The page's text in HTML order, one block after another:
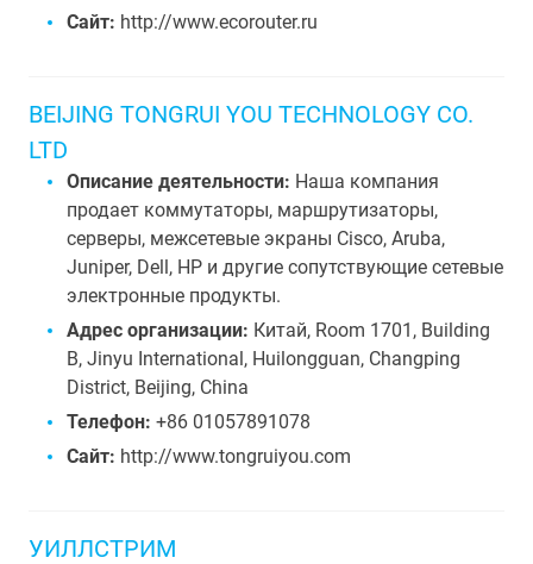
Сайт: http://www.ecorouter.ru
BEIJING TONGRUI YOU TECHNOLOGY CO.
LTD
Описание деятельности: Наша компания
продает коммутаторы, маршрутизаторы,
серверы, межсетевые экраны Cisco, Aruba,
Juniper, Dell, HP и другие сопутствующие сетевые
электронные продукты.
Адрес организации: Китай, Room 1701, Building
B, Jinyu International, Huilongguan, Changping
District, Beijing, China
Телефон: +86 01057891078
Сайт: http://www.tongruiyou.com
УИЛЛСТРИМ